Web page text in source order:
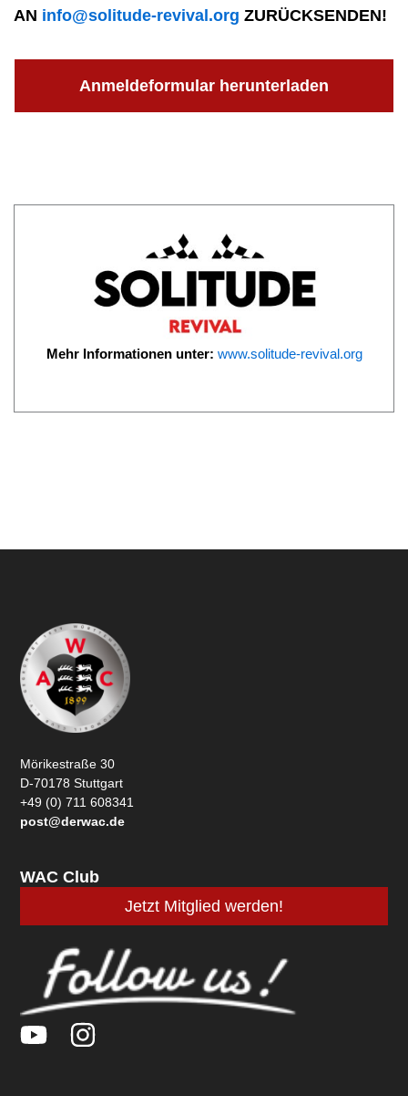
AN info@solitude-revival.org ZURÜCKSENDEN!
Anmeldeformular herunterladen
Mehr Informationen unter: www.solitude-revival.org
Mörikestraße 30
D-70178 Stuttgart
+49 (0) 711 608341
post@derwac.de
WAC Club
Jetzt Mitglied werden!
Y
I